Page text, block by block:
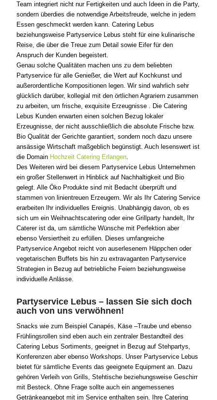
Team integriert nicht nur Fertigkeiten und auch Ideen in die Party,
sondern überdies die notwendige Arbeitsfreude, welche in jedem
Essen geschmeckt werden kann. Catering Lebus
beziehungsweise Partyservice Lebus steht für eine kulinarische
Reise, die über die Treue zum Detail sowie Eifer für den
Anspruch der Kunden begeistert.
Genau solche Qualitäten machen uns zu dem beliebten
Partyservice für alle Genießer, die Wert auf Kochkunst und
außerordentliche Kompositionen legen. Wir sind wahrlich sehr
glücklich darüber, kollegial mit den örtlichen Agrariern zusammen
zu arbeiten, um frische, exquisite Erzeugnisse . Die Catering
Lebus Kunden erwarten einen solchen Bezug lokaler
Erzeugnisse, der nicht ausschließlich die absolute Frische bzw.
Bio Qualität der Gerichte garantiert, sondern noch dazu unsere
ansässige Wirtschaft maßgeblich begünstigt. Auch lesenswert ist
die Domain Hochzeit Catering Erlangen.
Des Weiteren wird bei diesem Partyservice Lebus Unternehmen
ein großer Stellenwert in Hinblick auf Nachhaltigkeit und Bio
gelegt. Alle Öko Produkte sind mit Bedacht überprüft und
stammen von linientreuen Erzeugern. Wir als Ihr Catering Service
erarbeiten Ihr individuelles Ereignis. Unabhängig davon, ob es
sich um ein Weihnachtscatering oder eine Grillparty handelt, Ihr
Caterer ist da, um sämtliche Wünsche mit Perfektion aber
ebenso Versiertheit zu erfüllen. Dieses umfangreiche
Partyservice Angebot reicht von auserlesenem Häppchen oder
vegetarischen Buffets bis hin zu extravaganten Partyservice
Strategien in Bezug auf betriebliche Feiern beziehungsweise
individuelle Anlässe.
Partyservice Lebus – lassen Sie sich doch
auch von uns verwöhnen!
Snacks wie zum Beispiel Canapés, Käse –Traube und ebenso
Frühlingsrollen sind eben auch ein zentraler Bestandteil des
Catering Lebus Sortiments, geeignet in Bezug auf Stehpartys,
Konferenzen aber ebenso Workshops. Unser Partyservice Lebus
bietet für sämtliche Events das geeignete Equipment an. Dazu
gehören Verleih von Grills, Stehtische beziehungsweise Geschirr
mit Besteck. Ohne Frage sollte auch ein angemessenes
Getränkeangebot mit im Service enthalten sein. Ihre Catering